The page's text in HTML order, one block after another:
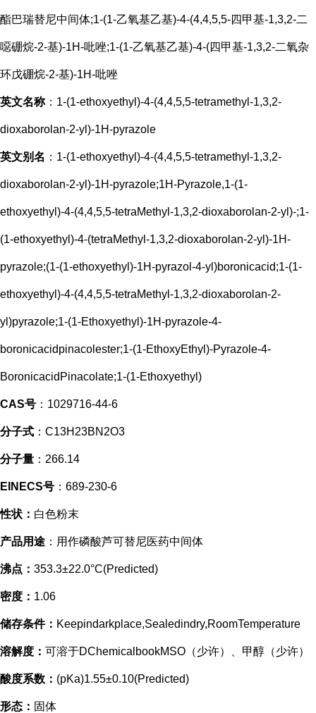
酯巴瑞替尼中间体;1-(1-乙氧基乙基)-4-(4,4,5,5-四甲基-1,3,2-二
噁硼烷-2-基)-1H-吡唑;1-(1-乙氧基乙基)-4-(四甲基-1,3,2-二氧杂
环戊硼烷-2-基)-1H-吡唑
英文名称：1-(1-ethoxyethyl)-4-(4,4,5,5-tetramethyl-1,3,2-
dioxaborolan-2-yl)-1H-pyrazole
英文别名 ：1-(1-ethoxyethyl)-4-(4,4,5,5-tetramethyl-1,3,2-
dioxaborolan-2-yl)-1H-pyrazole;1H-Pyrazole,1-(1-
ethoxyethyl)-4-(4,4,5,5-tetraMethyl-1,3,2-dioxaborolan-2-yl)-;1-
(1-ethoxyethyl)-4-(tetraMethyl-1,3,2-dioxaborolan-2-yl)-1H-
pyrazole;(1-(1-ethoxyethyl)-1H-pyrazol-4-yl)boronicacid;1-(1-
ethoxyethyl)-4-(4,4,5,5-tetraMethyl-1,3,2-dioxaborolan-2-
yl)pyrazole;1-(1-Ethoxyethyl)-1H-pyrazole-4-
boronicacidpinacolester;1-(1-EthoxyEthyl)-Pyrazole-4-
BoronicacidPinacolate;1-(1-Ethoxyethyl)
CAS号 ：1029716-44-6
分子式 ：C13H23BN2O3
分子量 ：266.14
EINECS号 ：689-230-6
性状： 白色粉末
产品用途 ：用作磷酸芦可替尼医药中间体
沸点： 353.3±22.0°C(Predicted)
密度： 1.06
储存条件： Keepindarkplace,Sealedindry,RoomTemperature
溶解度： 可溶于DChemicalbookMSO（少许）、甲醇（少许）
酸度系数： (pKa)1.55±0.10(Predicted)
形态： 固体